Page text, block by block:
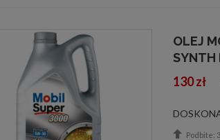
OLEJ
SYNTH
130 zł
Podbite: